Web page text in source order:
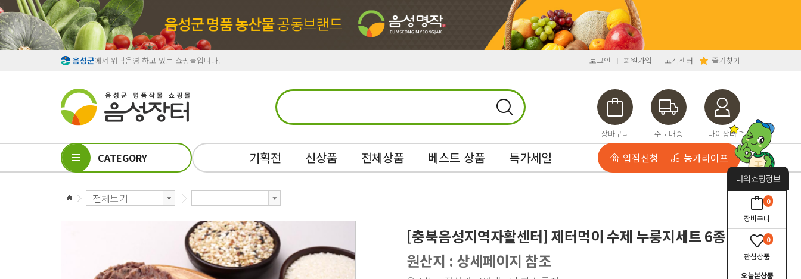
음성군에서 위탁운영 하고 있는 쇼핑몰입니다. 로그인 회원가입 고객센터 즐겨찾기
장바구니 주문배송 마이장터
CATEGORY 기획전 신상품 전체상품 베스트 상품 특가세일 입점신청 농가라이프
[충북음성지역자활센터] 제터먹이 수제 누룽지세트 6종
원산지 : 상세페이지 참조
나의쇼핑정보
0
장바구니
0
관심상품
오늘본상품